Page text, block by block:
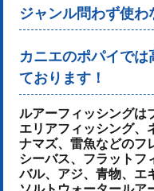
ジャンル問わず使
カニエのポパイで
ております！
ルアーフィッシングは
エリアフィッシング、
ナマズ、雷魚などのフ
シーバス、フラットフ
バル、アジ、青物、 エ